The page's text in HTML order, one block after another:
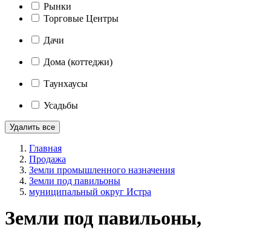
Рынки
Торговые Центры
Дачи
Дома (коттеджи)
Таунхаусы
Усадьбы
Удалить все
Главная
Продажа
Земли промышленного назначения
Земли под павильоны
муниципальный округ Истра
Земли под павильоны,